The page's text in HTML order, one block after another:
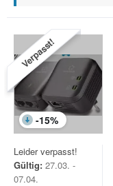
Verpasst!
-15%
Leider verpasst!
Gültig: 27.03. -
07.04.